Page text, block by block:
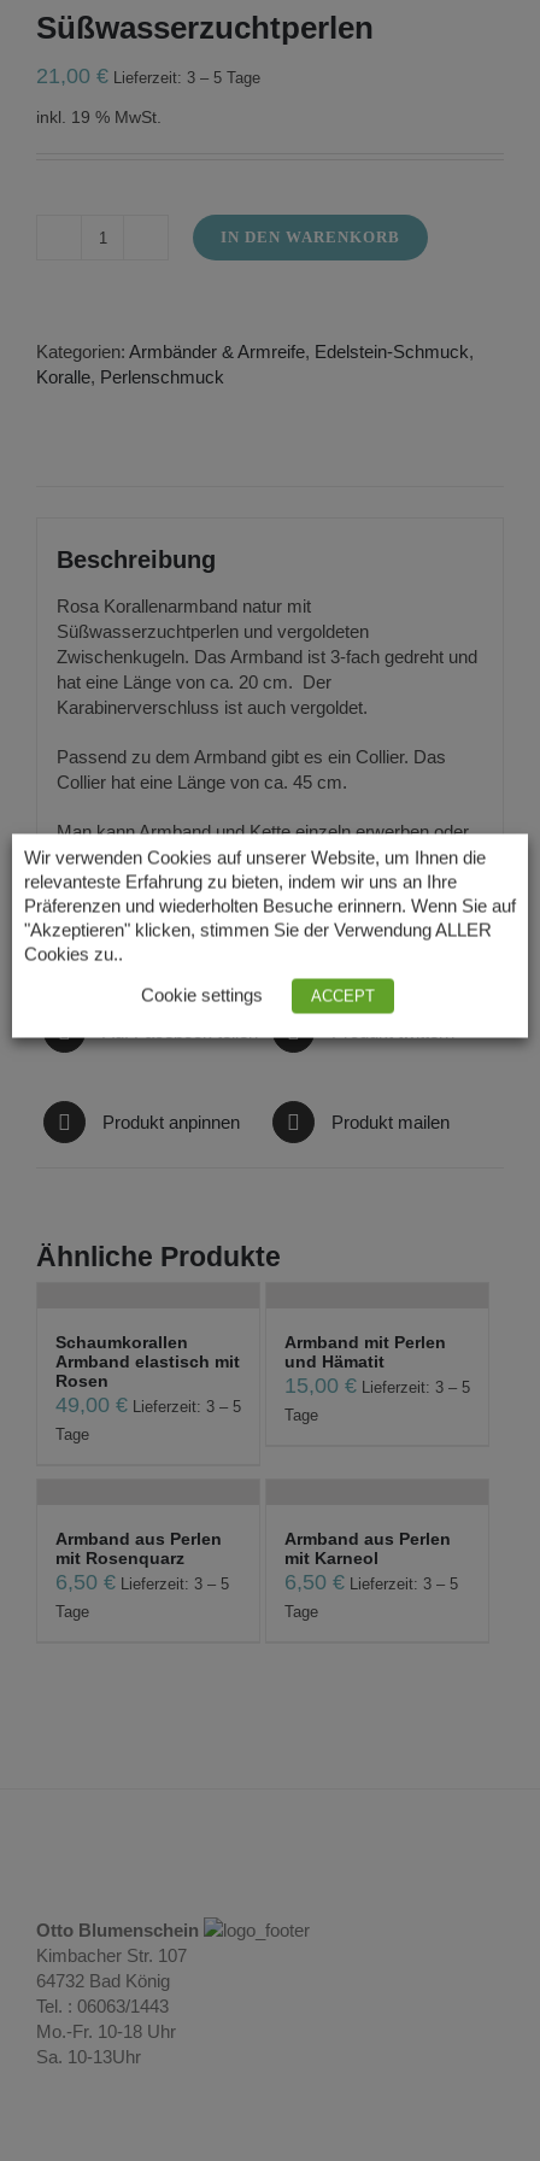
Süßwasserzuchtperlen
21,00 € Lieferzeit: 3 – 5 Tage
inkl. 19 % MwSt.
Rosa
Menge
IN DEN WARENKORB
Kategorien: Armbänder & Armreife, Edelstein-Schmuck,
Koralle, Perlenschmuck
Beschreibung
Rosa Korallenarmband natur mit
Süßwasserzuchtperlen und vergoldeten
Zwischenkugeln. Das Armband ist 3-fach gedreht und
hat eine Länge von ca. 20 cm. Der
Karabinerverschluss ist auch vergoldet.
Passend zu dem Armband gibt es ein Collier. Das
Collier hat eine Länge von ca. 45 cm.
Man kann Armband und Kette einzeln erwerben oder
als Set.
Produkt anpinnen Produkt mailen
Ähnliche Produkte
Schaumkorallen
Armband elastisch mit
Rosen
49,00 €
Lieferzeit: 3 – 5
Tage
Armband mit Perlen
und Hämatit
15,00€
Lieferzeit: 3 – 5
Tage
Armband aus Perlen
mit Rosenquarz
6,50 €
Lieferzeit: 3 – 5
Tage
Armband aus Perlen
mit Karneol
6,50€
Lieferzeit: 3 – 5
Tage
Otto Blumenschein
Kimbacher Str. 107
64732 Bad König
Tel. : 06063/1443
Mo.-Fr. 10-18 Uhr
Sa. 10-13Uhr
Wir verwenden Cookies auf unserer Website, um Ihnen die
relevanteste Erfahrung zu bieten, indem wir uns an Ihre
Präferenzen und wiederholten Besuche erinnern. Wenn Sie auf
"Akzeptieren" klicken, stimmen Sie der Verwendung ALLER
Cookies zu..
Cookie settings ACCEPT